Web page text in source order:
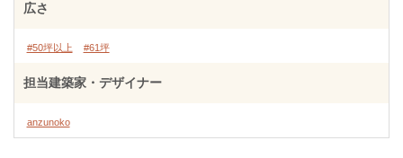
広さ
#50坪以上 #61坪
担当建築家・デザイナー
anzunoko